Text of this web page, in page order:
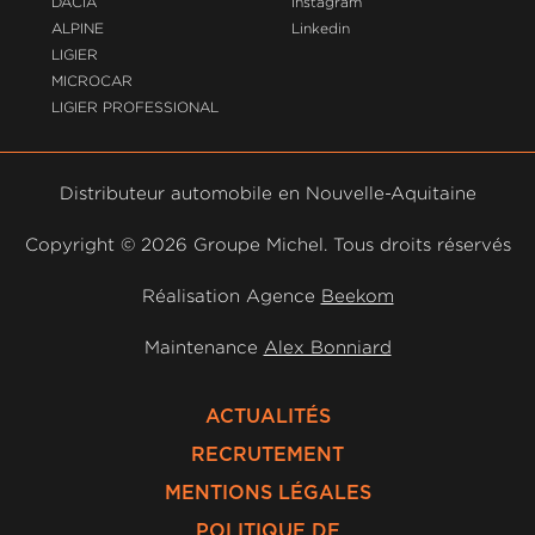
ALPINE
LIGIER
MICROCAR
LIGIER PROFESSIONAL
Linkedin
Distributeur automobile en Nouvelle-Aquitaine
Copyright © 2026 Groupe Michel. Tous droits réservés
Réalisation Agence Beekom
Maintenance Alex Bonniard
ACTUALITÉS
RECRUTEMENT
MENTIONS LÉGALES